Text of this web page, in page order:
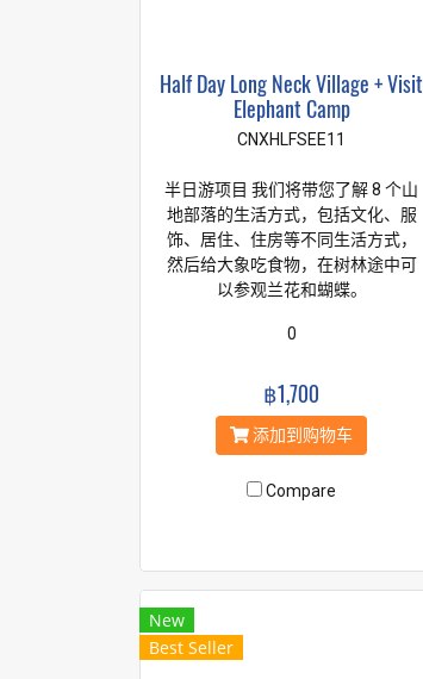
Half Day Long Neck Village + Visit
Elephant Camp
CNXHLFSEE11
半日游项目 我们将带您了解 8 个山
地部落的生活方式，包括文化、服
饰、居住、住房等不同生活方式，
然后给大象吃食物，在树林途中可
以参观兰花和蝴蝶。
0
฿1,700
添加到购物车
Compare
New
Best Seller